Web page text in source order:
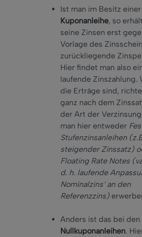
Ist man im Besitz einer
Kuponanleihe, so
seine Zinsen erst
Vorlage des
zurückliegende
Hier findet man also
laufende Zinszahlung.
die Erträge sind,
ganz nach dem
der Art der
man hier entweder
Stufenzinsanleihen
steigender Zinssatz)
Floating Rate Notes
d. h. laufende
Nominalzins‘ an den
Referenzzins)
Anders ist das bei den
Nullkuponanleihen.